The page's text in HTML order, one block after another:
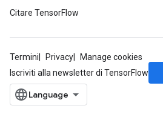
Citare TensorFlow
Termini Privacy
Manage cookies
Iscriviti alla newsletter di TensorFlow